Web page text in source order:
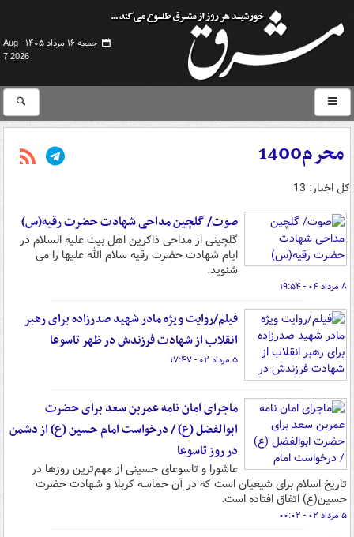
جمعه ۱۶ مرداد ۱۴۰۵ -
Aug
7 2026
محرم1400
کل اخبار: 13
صوت/ گلچین مداحی شهادت حضرت رقیه(س)
گلچینی از مداحی ذاکرین اهل بیت علیه السلام در
ایام شهادت حضرت رقیه سلام الله علیها را می
شنوید.
۸ مرداد ۰۴ - ۱۹:۵۴
فیلم/روایت ویژه مادر شهید صدرزاده برای رهبر
انقلاب از شهادت فرزندش در ظهر تاسوعا
۵ مرداد ۰۲ - ۱۷:۴۷
ماجرای امان نامه عمربن سعد برای حضرت
ابوالفضل (ع) / درخواست امام حسین (ع) از دشمن
در روز تاسوعا
عاشورا و تاسوعای حسینی از مهم‌ترین روزها در
تاریخ اسلام برای شیعیان است که در آن حماسه کربلا و شهادت حضرت
حسین(ع) اتفاق افتاده است.
۵ مرداد ۰۲ - ۰۰:۰۲